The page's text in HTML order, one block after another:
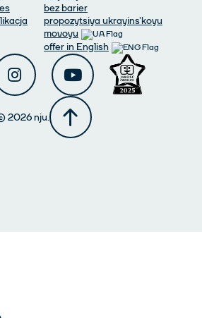
bez barier
propozytsiya ukrayins'koyu
movoyu
offer in English
2026 nju.